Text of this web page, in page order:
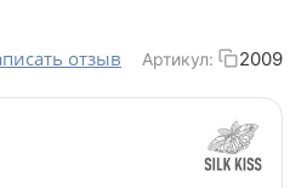
отзыв Артикул: 2009